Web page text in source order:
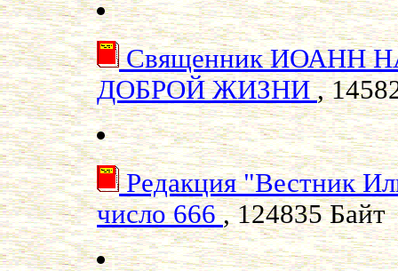
Священник ИОАНН
ДОБРОЙ ЖИЗНИ,
Редакция "Вестник
число 666, 124835 Байт